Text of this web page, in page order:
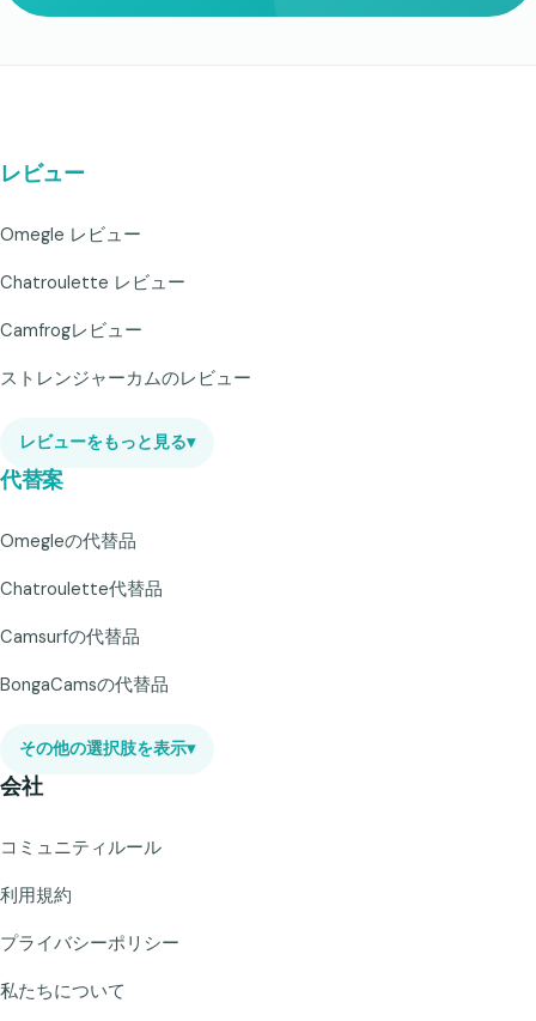
レビュー
Omegle レビュー
Chatroulette レビュー
Camfrogレビュー
ストレンジャーカムのレビュー
レビューをもっと見る▾
代替案
Omegleの代替品
Chatroulette代替品
Camsurfの代替品
BongaCamsの代替品
その他の選択肢を表示▾
会社
コミュニティルール
利用規約
プライバシーポリシー
私たちについて